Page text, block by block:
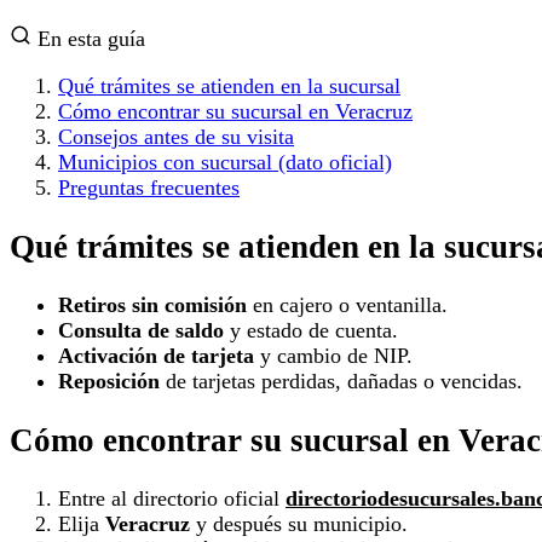
En esta guía
Qué trámites se atienden en la sucursal
Cómo encontrar su sucursal en Veracruz
Consejos antes de su visita
Municipios con sucursal (dato oficial)
Preguntas frecuentes
Qué trámites se atienden en la
Retiros sin comisión en cajero o ventanilla.
Consulta de saldo y estado de cuenta.
Activación de tarjeta y cambio de NIP.
Reposición de tarjetas perdidas, dañadas o vencidas.
Cómo encontrar su sucursal en
Entre al directorio oficial
Elija Veracruz y después su municipio.